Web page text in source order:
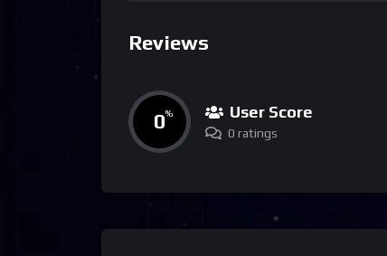
Reviews
0% User Score
0 ratings